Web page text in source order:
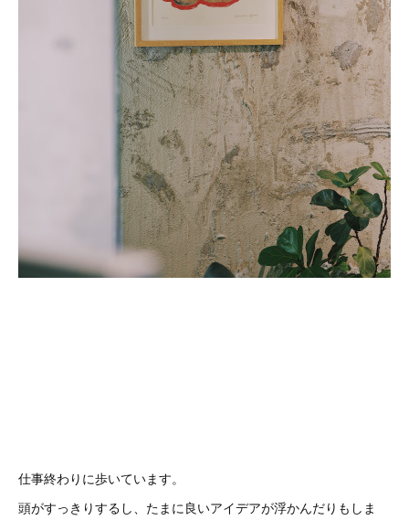
仕事終わりに歩いています。
頭がすっきりするし、たまに良いアイデアが浮かんだりもしま